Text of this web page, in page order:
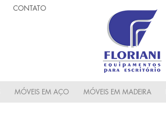
CONTATO
MÓVEIS EM AÇO MÓVEIS EM MADEIRA